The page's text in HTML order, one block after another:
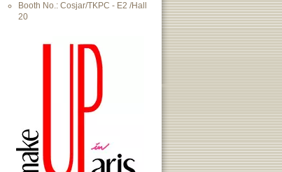
Booth No.: Cosjar/TKPC - E2 /Hall
20